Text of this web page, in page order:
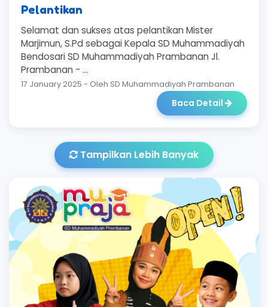
Pelantikan
Selamat dan sukses atas pelantikan Mister
Marjimun, S.Pd sebagai Kepala SD Muhammadiyah
Bendosari SD Muhammadiyah Prambanan Jl.
Prambanan - ...
17 January 2025 - Oleh SD Muhammadiyah Prambanan
Baca Detail
Tampilkan Lebih Banyak